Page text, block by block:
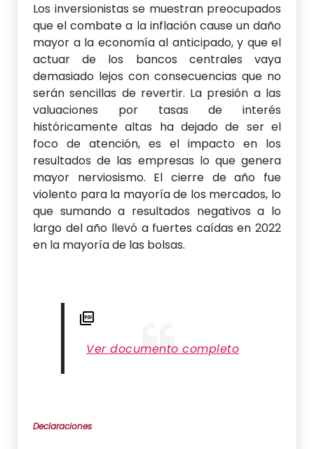
Los inversionistas se muestran preocupados
que el combate a la inflación cause un daño
mayor a la economía al anticipado, y que el
actuar de los bancos centrales vaya
demasiado lejos con consecuencias que no
serán sencillas de revertir. La presión a las
valuaciones por tasas de interés
históricamente altas ha dejado de ser el
foco de atención, es el impacto en los
resultados de las empresas lo que genera
mayor nerviosismo. El cierre de año fue
violento para la mayoría de los mercados, lo
que sumando a resultados negativos a lo
largo del año llevó a fuertes caídas en 2022
en la mayoría de las bolsas.
Ver documento completo
Declaraciones